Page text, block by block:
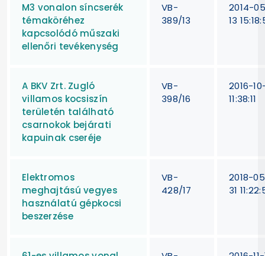
M3 vonalon síncserék
témaköréhez
kapcsolódó műszaki
ellenőri tevékenység
VB-
389/13
2014-
13
A BKV Zrt. Zugló
villamos kocsiszín
területén található
csarnokok bejárati
kapuinak cseréje
VB-
398/16
2016-
11:38:11
Elektromos
meghajtású vegyes
használatú gépkocsi
beszerzése
VB-
428/17
2018-
31